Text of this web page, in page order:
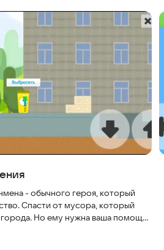
- обычного героя, который
Спасти от мусора, который
Но ему нужна ваша помощь.